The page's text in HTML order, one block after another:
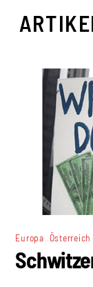
Europa Österreich